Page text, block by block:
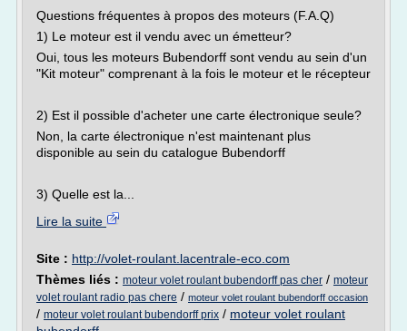
Questions fréquentes à propos des moteurs (F.A.Q)
1) Le moteur est il vendu avec un émetteur?
Oui, tous les moteurs Bubendorff sont vendu au sein d'un
"Kit moteur" comprenant à la fois le moteur et le récepteur
2) Est il possible d'acheter une carte électronique seule?
Non, la carte électronique n'est maintenant plus
disponible au sein du catalogue Bubendorff
3) Quelle est la...
Lire la suite
Site : http://volet-roulant.lacentrale-eco.com
Thèmes liés : moteur volet roulant bubendorff pas cher / moteur
volet roulant radio pas chere / moteur volet roulant bubendorff occasion
/ moteur volet roulant bubendorff prix / moteur volet roulant